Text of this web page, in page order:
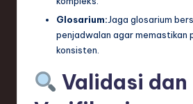
Glosarium:Jaga glosarium
penjadwalan agar memastikan
konsisten.
Validasi dan